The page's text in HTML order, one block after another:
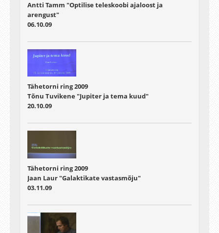
Antti Tamm "Optilise teleskoobi ajaloost ja
arengust"
06.10.09
Tähetorni ring 2009
Tõnu Tuvikene "Jupiter ja tema kuud"
20.10.09
Tähetorni ring 2009
Jaan Laur "Galaktikate vastasmõju"
03.11.09